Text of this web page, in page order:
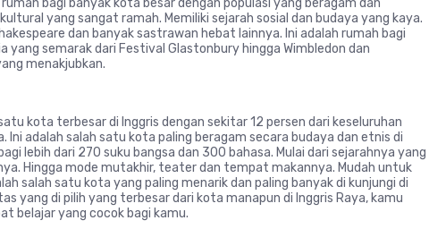
bagi banyak kota besar dengan populasi yang beragam dan
yang sangat ramah. Memiliki sejarah sosial dan budaya yang kaya.
dan banyak sastrawan hebat lainnya. Ini adalah rumah bagi
yang semarak dari Festival Glastonbury hingga Wimbledon dan
menakjubkan.
kota terbesar di Inggris dengan sekitar 12 persen dari keseluruhan
Ini adalah salah satu kota paling beragam secara budaya dan etnis di
lebih dari 270 suku bangsa dan 300 bahasa. Mulai dari sejarahnya yang
Hingga mode mutakhir, teater dan tempat makannya. Mudah untuk
salah satu kota yang paling menarik dan paling banyak di kunjungi di
yang di pilih yang terbesar dari kota manapun di Inggris Raya, kamu
belajar yang cocok bagi kamu.